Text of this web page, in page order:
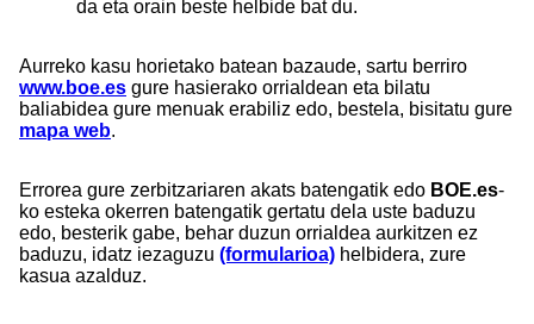
da eta orain beste helbide bat du.
Aurreko kasu horietako batean bazaude, sartu berriro
www.boe.es gure hasierako orrialdean eta bilatu
baliabidea gure menuak erabiliz edo, bestela, bisitatu gure
mapa web.
Errorea gure zerbitzariaren akats batengatik edo BOE.es-
ko esteka okerren batengatik gertatu dela uste baduzu
edo, besterik gabe, behar duzun orrialdea aurkitzen ez
baduzu, idatz iezaguzu (formularioa) helbidera, zure
kasua azalduz.